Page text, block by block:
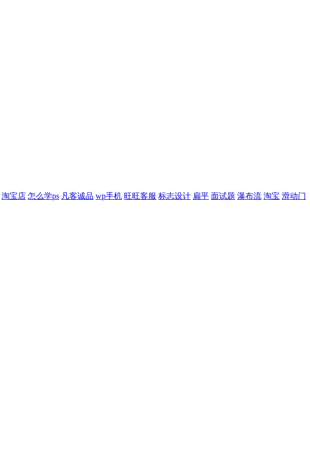
淘宝店 怎么学ps 凡客诚品 wp手机 旺旺客服 标志设计 扁平 面试题 瀑布流 淘宝 滑动门